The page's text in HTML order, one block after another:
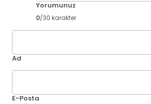
Yorumunuz
0/30 karakter
Ad
E-Posta